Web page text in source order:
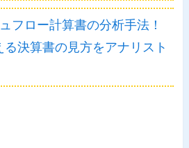
フロー計算書の分析手法！
決算書の見方をアナリスト